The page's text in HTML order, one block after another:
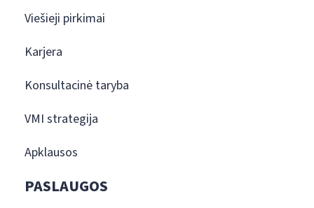
Viešieji pirkimai
Karjera
Konsultacinė taryba
VMI strategija
Apklausos
PASLAUGOS